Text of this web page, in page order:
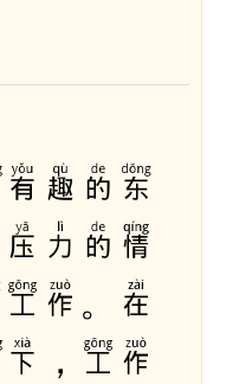
趣的东
力的情
作。在
，工作